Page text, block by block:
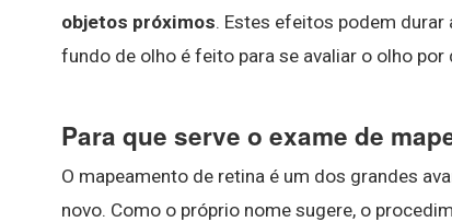
objetos próximos. Estes efeitos podem durar
fundo de olho é feito para se avaliar o olho por
Para que serve o exame de
O mapeamento de retina é um dos grandes
novo. Como o próprio nome sugere, o